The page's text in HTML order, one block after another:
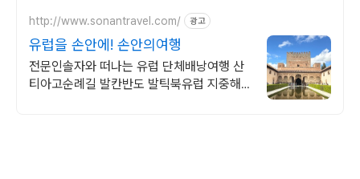
http://www.sonantravel.com/ 광고
유럽을 손안에! 손안의여행
전문인솔자와 떠나는 유럽 단체배낭여행 산
티아고순례길 발칸반도 발틱북유럽 지중해